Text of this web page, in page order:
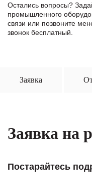
Остались вопросы?
промышленного
связи или позвоните
звонок бесплатный.
Заявка
Заявка на
Постарайтесь